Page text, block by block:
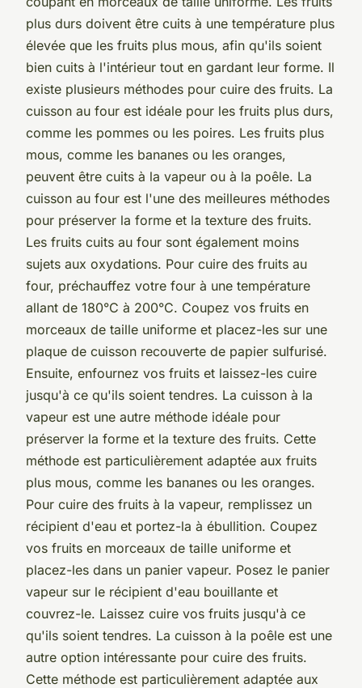
plus durs doivent être cuits à une température plus
élevée que les fruits plus mous, afin qu'ils soient
bien cuits à l'intérieur tout en gardant leur forme. Il
existe plusieurs méthodes pour cuire des fruits. La
cuisson au four est idéale pour les fruits plus durs,
comme les pommes ou les poires. Les fruits plus
mous, comme les bananes ou les oranges,
peuvent être cuits à la vapeur ou à la poêle. La
cuisson au four est l'une des meilleures méthodes
pour préserver la forme et la texture des fruits.
Les fruits cuits au four sont également moins
sujets aux oxydations. Pour cuire des fruits au
four, préchauffez votre four à une température
allant de 180°C à 200°C. Coupez vos fruits en
morceaux de taille uniforme et placez-les sur une
plaque de cuisson recouverte de papier sulfurisé.
Ensuite, enfournez vos fruits et laissez-les cuire
jusqu'à ce qu'ils soient tendres. La cuisson à la
vapeur est une autre méthode idéale pour
préserver la forme et la texture des fruits. Cette
méthode est particulièrement adaptée aux fruits
plus mous, comme les bananes ou les oranges.
Pour cuire des fruits à la vapeur, remplissez un
récipient d'eau et portez-la à ébullition. Coupez
vos fruits en morceaux de taille uniforme et
placez-les dans un panier vapeur. Posez le panier
vapeur sur le récipient d'eau bouillante et
couvrez-le. Laissez cuire vos fruits jusqu'à ce
qu'ils soient tendres. La cuisson à la poêle est une
autre option intéressante pour cuire des fruits.
Cette méthode est particulièrement adaptée aux